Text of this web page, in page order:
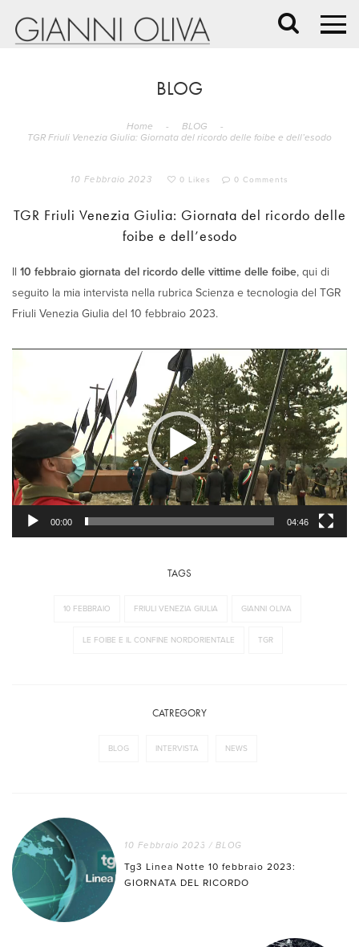
BLOG
Home - BLOG
-
TGR Friuli Venezia Giulia: Giornata del ricordo delle foibe e dell’esodo
10 Febbraio 2023 0 Likes 0 Comments
TGR Friuli Venezia Giulia: Giornata del ricordo delle
foibe e dell’esodo
Il 10 febbraio giornata del ricordo delle vittime delle foibe, qui di
seguito la mia intervista nella rubrica Scienza e tecnologia del TGR
Friuli Venezia Giulia del 10 febbraio 2023.
Video
00:00 04:46
TAGS
10 FEBBRAIO FRIULI VENEZIA GIULIA GIANNI OLIVA
LE FOIBE E IL CONFINE NORDORIENTALE TGR
CATREGORY
BLOG INTERVISTA NEWS
10 Febbraio 2023 / BLOG
Tg3 Linea Notte 10 febbraio 2023:
GIORNATA DEL RICORDO